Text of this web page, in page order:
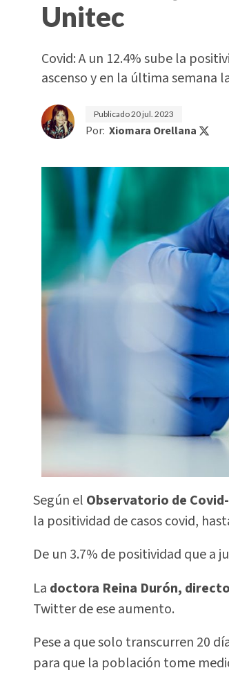
Unitec
Covid: A un 12.4% sube la
ascenso y en la última semana
Publicado20 jul. 2023
Por: Xiomara Orellana
Según el Observatorio de
la positividad de casos covid,
De un 3.7% de positividad que a
La doctora Reina Durón,
Twitter de ese aumento.
Pese a que solo transcurren 20
para que la población tome